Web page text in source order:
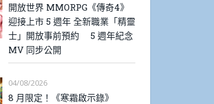
開放世界 MMORPG《傳奇4》
迎接上市 5 週年 全新職業「精靈
士」開放事前預約 5 週年紀念
MV 同步公開
04/08/2026
8 月限定！《寒霜啟示錄》